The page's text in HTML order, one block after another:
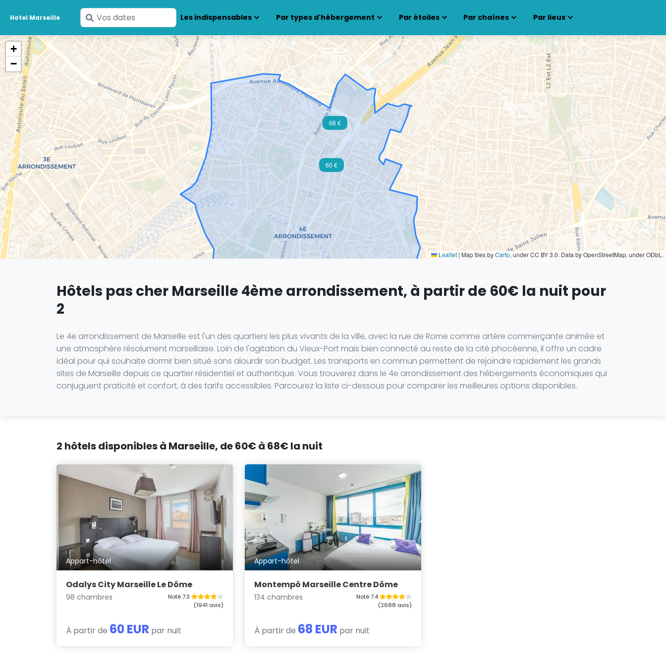
Hotel Marseille
Saisissez
vos
dates
Les indispensables Par types d'hébergement Par étoiles Par chaînes Par lieux
60 €
68 €
+
−
Leaflet | Map tiles byCarto, under CC BY 3.0. Data by OpenStreetMap, under ODbL.
Hôtels pas cher Marseille 4ème arrondissement, à partir de 60€ la nuit pour
2
Le 4e arrondissement de Marseille est l'un des quartiers les plus vivants de la ville, avec la rue de Rome comme artère commerçante animée et
une atmosphère résolument marseillaise. Loin de l'agitation du Vieux-Port mais bien connecté au reste de la cité phocéenne, il offre un cadre
idéal pour qui souhaite dormir bien situé sans alourdir son budget. Les transports en commun permettent de rejoindre rapidement les grands
sites de Marseille depuis ce quartier résidentiel et authentique. Vous trouverez dans le 4e arrondissement des hébergements économiques qui
conjuguent praticité et confort, à des tarifs accessibles. Parcourez la liste ci-dessous pour comparer les meilleures options disponibles.
2 hôtels disponibles à Marseille, de 60€ à 68€ la nuit
Appart-hôtel
Odalys City Marseille Le Dôme
98 chambres
Noté 7.3
(1941 avis)
À partir de 60 EUR par nuit
Appart-hôtel
Montempô Marseille Centre Dôme
134 chambres
Noté 7.4
(2688 avis)
À partir de 68 EUR par nuit